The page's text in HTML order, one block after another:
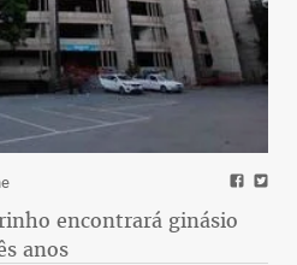
encontrará ginásio
anos